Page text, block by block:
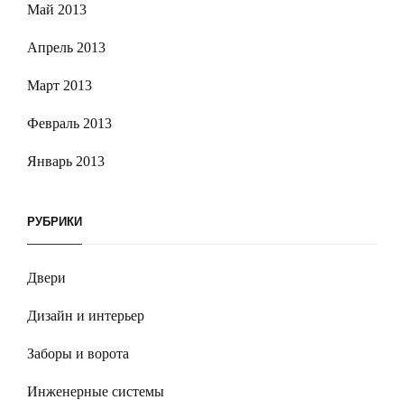
Май 2013
Апрель 2013
Март 2013
Февраль 2013
Январь 2013
РУБРИКИ
Двери
Дизайн и интерьер
Заборы и ворота
Инженерные системы